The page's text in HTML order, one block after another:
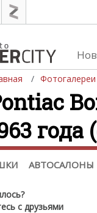
Фотогалереи
года
АВТОСАЛОНЫ
добавления
(+1102)
с друзьями